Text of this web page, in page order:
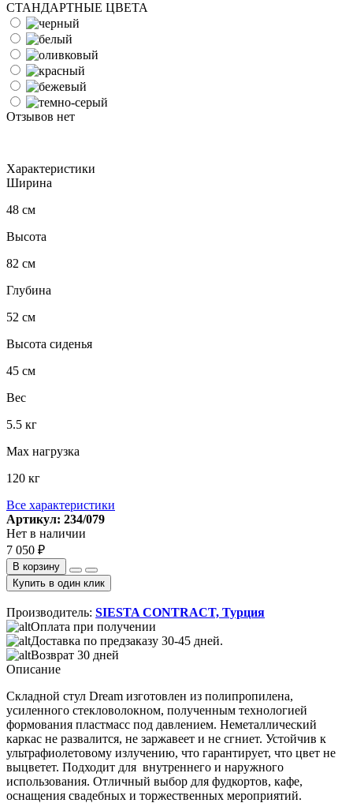
СТАНДАРТНЫЕ ЦВЕТА
Отзывов нет
Характеристики
Ширина
48 см
Высота
82 см
Глубина
52 см
Высота сиденья
45 см
Вес
5.5 кг
Max нагрузка
120 кг
Все характеристики
Артикул: 234/079
Нет в наличии
7 050 ₽
В корзину
Купить в один клик
Производитель: SIESTA CONTRACT, Турция
Оплата при получении
Доставка по предзаказу 30-45 дней.
Возврат 30 дней
Описание
Складной стул Dream изготовлен из полипропилена,
усиленного стекловолокном, полученным технологией
формования пластмасс под давлением. Неметаллический
каркас не развалится, не заржавеет и не сгниет. Устойчив к
ультрафиолетовому излучению, что гарантирует, что цвет не
выцветет. Подходит для внутреннего и наружного
использования. Отличный выбор для фудкортов, кафе,
оснащения свадебных и торжественных мероприятий.